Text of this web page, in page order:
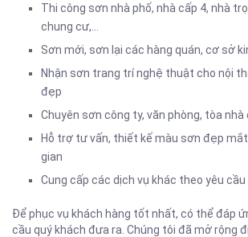
Thi công sơn nhà phố, nhà cấp 4, nhà
chung cư,…
Sơn mới, sơn lại các hàng quán, cơ sở
Nhận sơn trang trí nghệ thuật cho nội
đẹp
Chuyên sơn công ty, văn phòng, tòa nhà
Hỗ trợ tư vấn, thiết kế màu sơn đẹp
gian
Cung cấp các dịch vụ khác theo yêu
Để phục vụ khách hàng tốt nhất, có thể đáp
cầu quý khách đưa ra. Chúng tôi đã mở rộng